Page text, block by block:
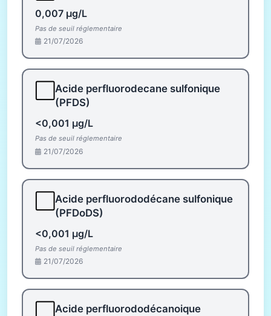
0,007 µg/L
Pas de seuil réglementaire
21/07/2026
Acide perfluorodecane sulfonique
(PFDS)
<0,001 µg/L
Pas de seuil réglementaire
21/07/2026
Acide perfluorododécane sulfonique
(PFDoDS)
<0,001 µg/L
Pas de seuil réglementaire
21/07/2026
Acide perfluorododécanoique